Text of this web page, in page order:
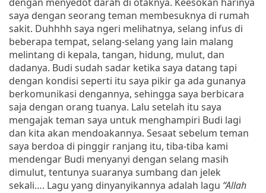
saya dengan seorang teman membesuknya di rumah
sakit. Duhhhh saya ngeri melihatnya, selang infus di
beberapa tempat, selang-selang yang lain malang
melintang di kepala, tangan, hidung, mulut, dan
dadanya. Budi sudah sadar ketika saya datang tapi
dengan kondisi seperti itu saya pikir ga ada gunanya
berkomunikasi dengannya, sehingga saya berbicara
saja dengan orang tuanya. Lalu setelah itu saya
mengajak teman saya untuk menghampiri Budi lagi
dan kita akan mendoakannya. Sesaat sebelum teman
saya berdoa di pinggir ranjang itu, tiba-tiba kami
mendengar Budi menyanyi dengan selang masih
dimulut, tentunya suaranya sumbang dan jelek
sekali…. Lagu yang dinyanyikannya adalah lagu “Allah